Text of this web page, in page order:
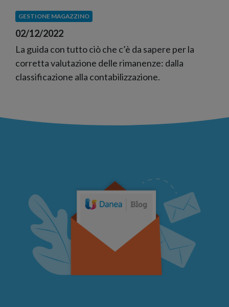
GESTIONE MAGAZZINO
02/12/2022
La guida con tutto ciò che c’è da sapere per la
corretta valutazione delle rimanenze: dalla
classificazione alla contabilizzazione.